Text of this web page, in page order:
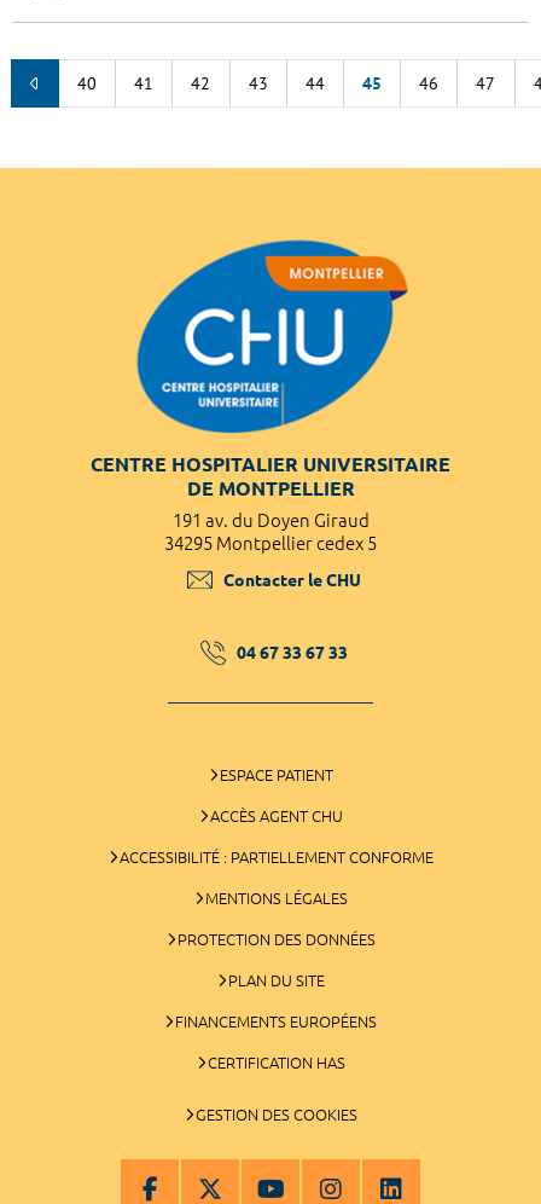
40 41 42 43 44 45 46 47
CENTRE HOSPITALIER UNIVERSITAIRE
DE MONTPELLIER
191 av. du Doyen Giraud
34295 Montpellier cedex 5
Contacter le CHU
04 67 33 67 33
ESPACE PATIENT
ACCÈS AGENT CHU
ACCESSIBILITÉ : PARTIELLEMENT CONFORME
MENTIONS LÉGALES
PROTECTION DES DONNÉES
PLAN DU SITE
FINANCEMENTS EUROPÉENS
CERTIFICATION HAS
GESTION DES COOKIES